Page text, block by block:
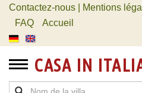
Contactez-nous | Mentions
FAQ
Accueil
CASA IN